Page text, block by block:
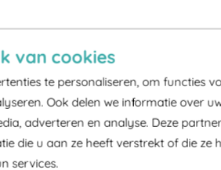
van cookies
te personaliseren, om functies
Ook delen we informatie over
adverteren en analyse. Deze
die u aan ze heeft verstrekt of die ze
services.